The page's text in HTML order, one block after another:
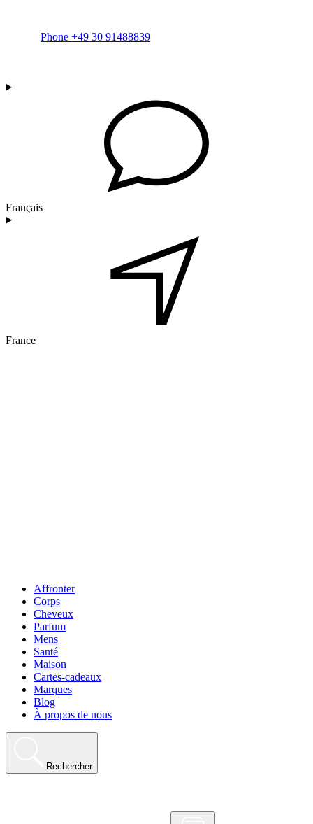
Phone +49 30 91488839
Français
France
Affronter
Corps
Cheveux
Parfum
Mens
Santé
Maison
Cartes-cadeaux
Marques
Blog
À propos de nous
Rechercher